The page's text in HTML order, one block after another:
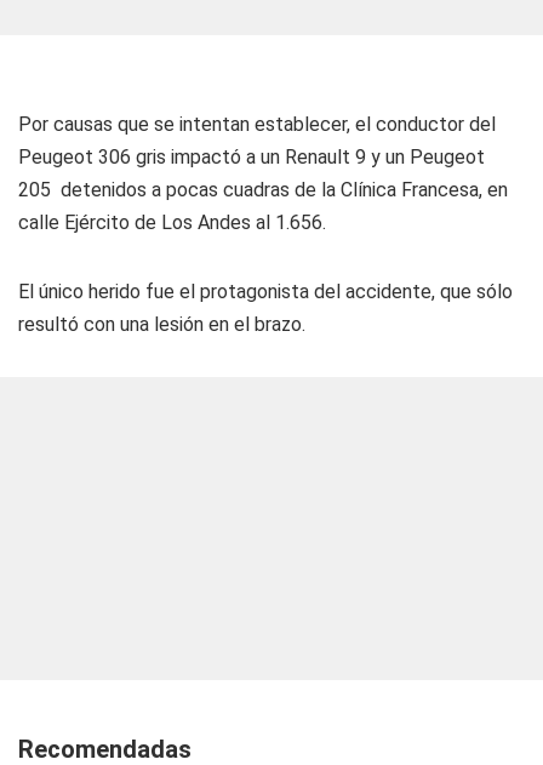
Por causas que se intentan establecer, el conductor del
Peugeot 306 gris impactó a un Renault 9 y un Peugeot
205 detenidos a pocas cuadras de la Clínica Francesa, en
calle Ejército de Los Andes al 1.656.
El único herido fue el protagonista del accidente, que sólo
resultó con una lesión en el brazo.
Recomendadas